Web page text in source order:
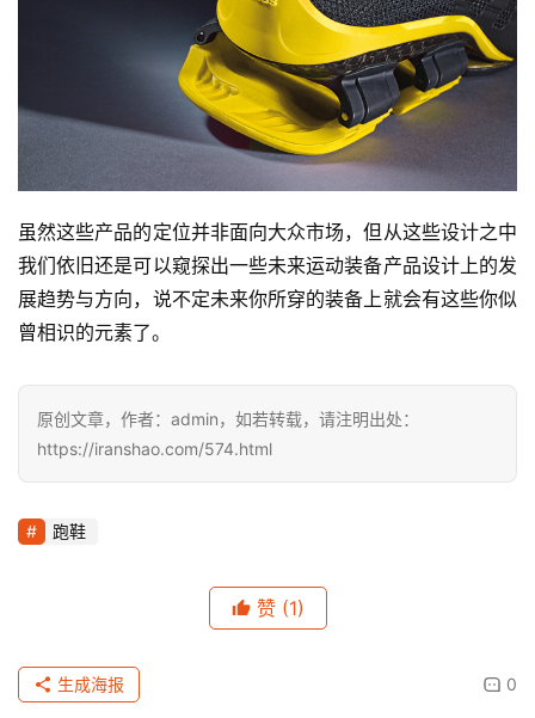
虽然这些产品的定位并非面向大众市场，但从这些设计之中
我们依旧还是可以窥探出一些未来运动装备产品设计上的发
展趋势与方向，说不定未来你所穿的装备上就会有这些你似
曾相识的元素了。
原创文章，作者：admin，如若转载，请注明出处：
https://iranshao.com/574.html
跑鞋
赞 (1)
0
生成海报